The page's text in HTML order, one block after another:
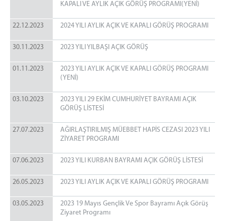
KAPALI VE AYLIK AÇIK GÖRÜŞ PROGRAMI(YENİ)
22.12.2023 2024 YILI AYLIK AÇIK VE KAPALI GÖRÜŞ PROGRAMI
30.11.2023 2023 YILI YILBAŞI AÇIK GÖRÜŞ
01.11.2023
2023 YILI AYLIK AÇIK VE KAPALI GÖRÜŞ PROGRAMI
(YENİ)
03.10.2023
2023 YILI 29 EKİM CUMHURİYET BAYRAMI AÇIK
GÖRÜŞ LİSTESİ
27.07.2023
AĞIRLAŞTIRILMIŞ MÜEBBET HAPİS CEZASI 2023 YILI
ZİYARET PROGRAMI
07.06.2023 2023 YILI KURBAN BAYRAMI AÇIK GÖRÜŞ LİSTESİ
26.05.2023 2023 YILI AYLIK AÇIK VE KAPALI GÖRÜŞ PROGRAMI
03.05.2023
2023 19 Mayıs Gençlik Ve Spor Bayramı Açık Görüş
Ziyaret Programı